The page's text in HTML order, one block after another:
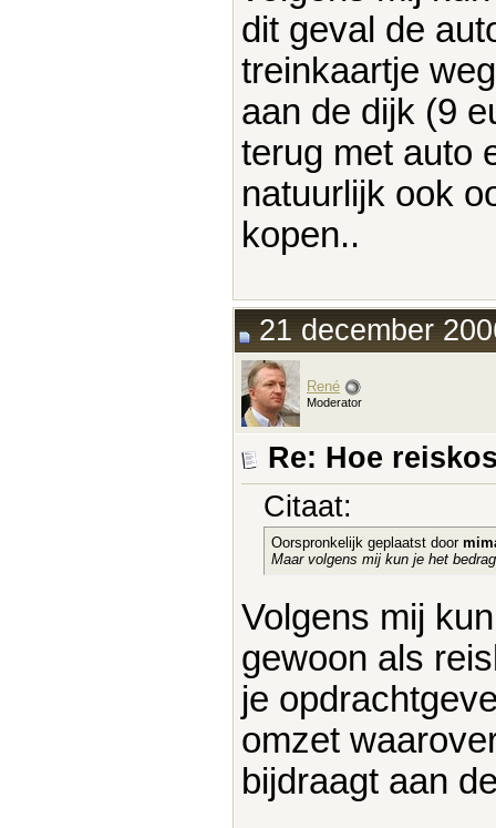
dit geval de
treinkaartje
aan de dijk (9
terug met auto
natuurlijk ook
kopen..
21 december
René
Moderator
Re: Hoe
Citaat:
Oorspronkelijk geplaatst door
Maar volgens mij kun je het
Volgens mij
gewoon als
je
omzet
bijdraagt aan